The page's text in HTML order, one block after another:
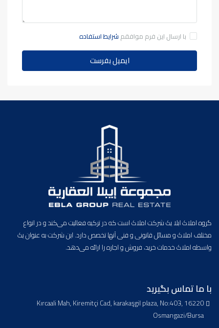
با ارسال این فرم موافقم شرایط استفاده
ایمیل بفرست
گروه املاک ابلا یک شرکت املاک است که در ترکیه فعالیت می‌کند و در انواع
مختلف املاک و مسائل قانونی و فنی آنها تخصص دارد. این شرکت به عنوان یک
واسطه املاک خدمات خرید، فروش و اجاره را ارائه می‌دهد.
با ما تماس بگیرید
Kırcaali Mah, Kiremitçi Cad, karakaşgil plaza, No:403, 16220
Osmangazi/Bursa